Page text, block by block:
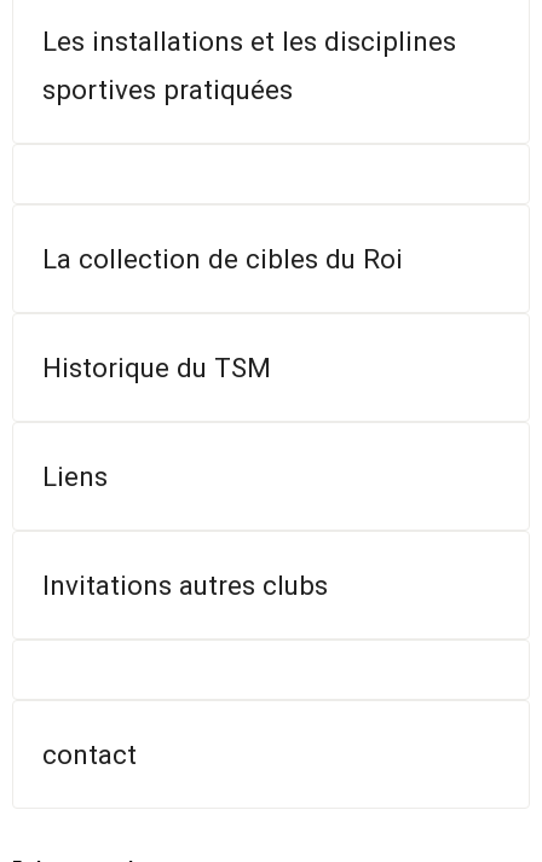
Les installations et les disciplines
sportives pratiquées
La collection de cibles du Roi
Historique du TSM
Liens
Invitations autres clubs
contact